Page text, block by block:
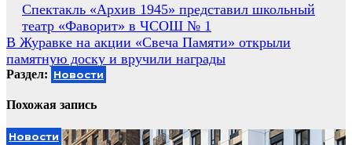
Навигация
по
записям
Спектакль «Архив 1945» представил школьный
театр «Фаворит» в ЧСОШ № 1
В Журавке на акции «Свеча Памяти» открыли
памятную доску и вручили награды
Раздел: Новости
Похожая запись
Новости